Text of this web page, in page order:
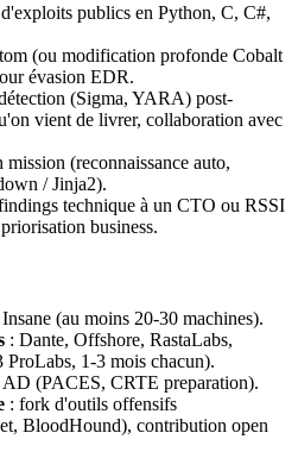
publics en Python, C, C#,
(ou modification profonde Cobalt
évasion EDR.
(Sigma, YARA) post-
vient de livrer, collaboration avec
(reconnaissance auto,
/ Jinja2).
technique à un CTO ou RSSI
business.
(au moins 20-30 machines).
: Dante, Offshore, RastaLabs,
1-3 mois chacun).
AD (PACES, CRTE preparation).
: fork d'outils offensifs
BloodHound), contribution open